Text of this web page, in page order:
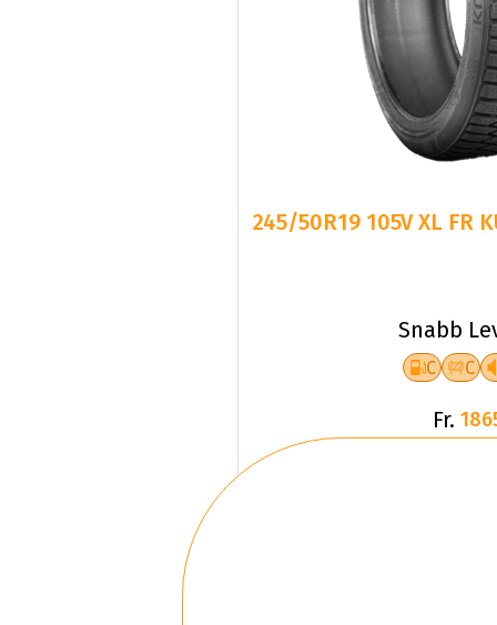
245/50R19 105V XL FR
Snabb
C C
Fr.